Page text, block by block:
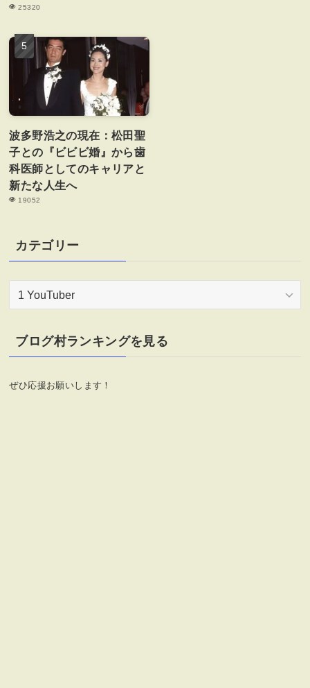
25320
波多野浩之の現在：松田聖
子との『ビビビ婚』から歯
科医師としてのキャリアと
新たな人生へ
19052
カテゴリー
リ
ー
ブログ村ランキングを見る
ぜひ応援お願いします！